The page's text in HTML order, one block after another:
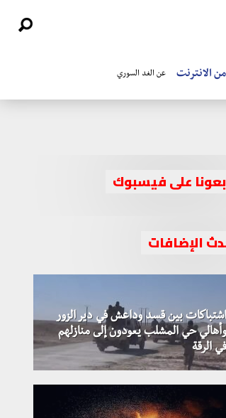
من الانترنت عن الغد السوري
على فيسبوك
الإضافات
اشتباكات بين قسد وداعش في دير الزور
وأهالي حي المشلب يعودون إلى منازلهم
في الرقة